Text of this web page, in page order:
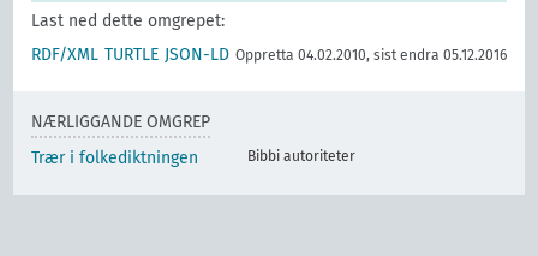
Last ned dette omgrepet:
RDF/XML TURTLE JSON-LD Oppretta 04.02.2010, sist endra 05.12.2016
NÆRLIGGANDE OMGREP
Trær i folkediktningen
Bibbi autoriteter